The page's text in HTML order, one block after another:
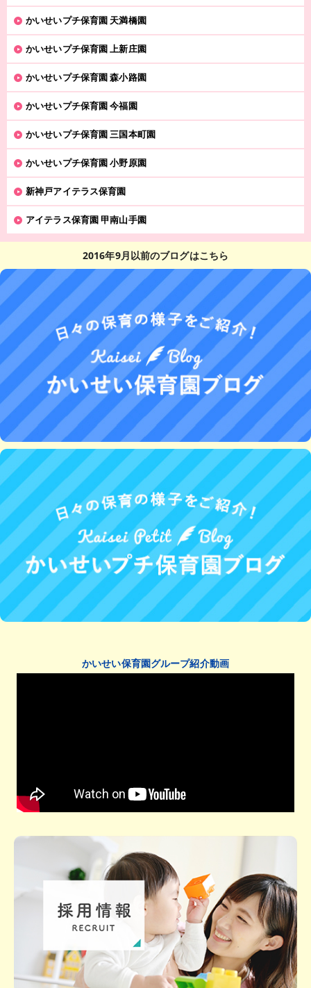
かいせいプチ保育園 天満橋園
かいせいプチ保育園 上新庄園
かいせいプチ保育園 森小路園
かいせいプチ保育園 今福園
かいせいプチ保育園 三国本町園
かいせいプチ保育園 小野原園
新神戸アイテラス保育園
アイテラス保育園 甲南山手園
2016年9月以前のブログはこちら
かいせい保育園グループ紹介動画